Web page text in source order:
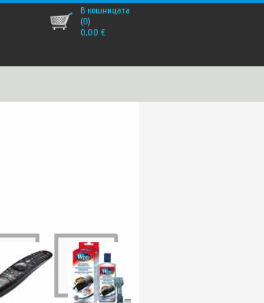
В кошницата
(0)
0,00 €